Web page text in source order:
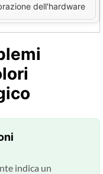
dell'hardware
indica un